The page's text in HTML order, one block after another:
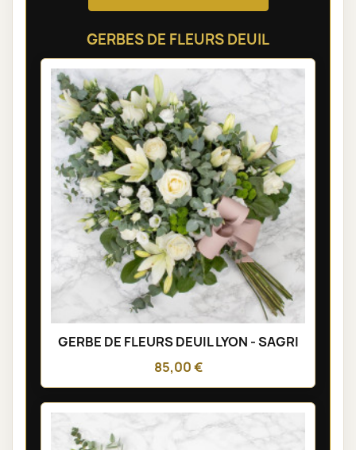
GERBES DE FLEURS DEUIL
GERBE DE FLEURS DEUIL LYON - SAGRI
85,00 €